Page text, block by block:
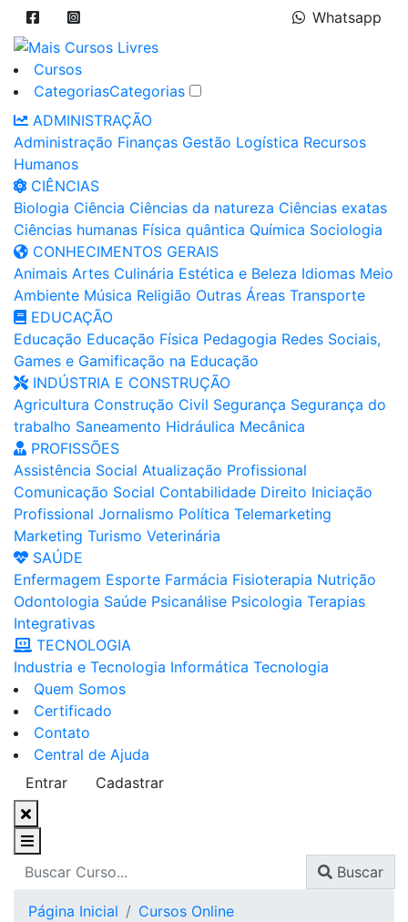
Whatsapp
Cursos
CategoriasCategorias
ADMINISTRAÇÃO
Administração Finanças Gestão Logística Recursos
Humanos
CIÊNCIAS
Biologia Ciência Ciências da natureza Ciências exatas
Ciências humanas Física quântica Química Sociologia
CONHECIMENTOS GERAIS
Animais Artes Culinária Estética e Beleza Idiomas Meio
Ambiente Música Religião Outras Áreas Transporte
EDUCAÇÃO
Educação Educação Física Pedagogia Redes Sociais,
Games e Gamificação na Educação
INDÚSTRIA E CONSTRUÇÃO
Agricultura Construção Civil Segurança Segurança do
trabalho Saneamento Hidráulica Mecânica
PROFISSÕES
Assistência Social Atualização Profissional
Comunicação Social Contabilidade Direito Iniciação
Profissional Jornalismo Política Telemarketing
Marketing Turismo Veterinária
SAÚDE
Enfermagem Esporte Farmácia Fisioterapia Nutrição
Odontologia Saúde Psicanálise Psicologia Terapias
Integrativas
TECNOLOGIA
Industria e Tecnologia Informática Tecnologia
Quem Somos
Certificado
Contato
Central de Ajuda
Entrar
Cadastrar
Buscar
Página Inicial
Cursos Online